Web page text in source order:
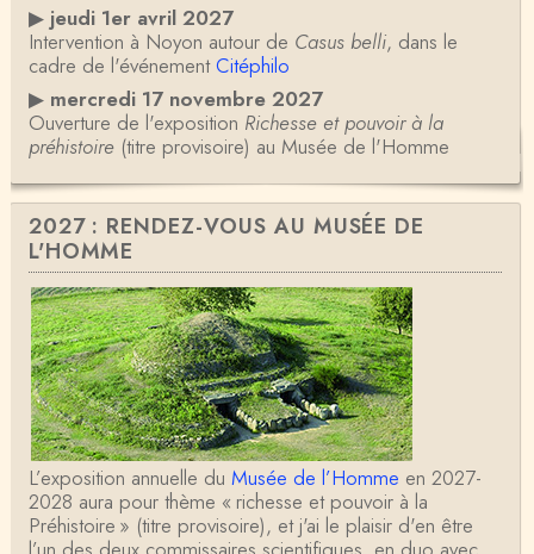
▶ jeudi 1er avril 2027
Intervention à Noyon autour de Casus belli, dans le
cadre de l'événementCitéphilo
▶ mercredi 17 novembre 2027
Ouverture de l'exposition Richesse et pouvoir à la
préhistoire(titre provisoire) au Musée de l'Homme
2027 : RENDEZ-VOUS AU MUSÉE DE
L'HOMME
L’exposition annuelle du Musée de l’Homme en 2027-
2028 aura pour thème « richesse et pouvoir à la
Préhistoire » (titre provisoire), et j'ai le plaisir d'en être